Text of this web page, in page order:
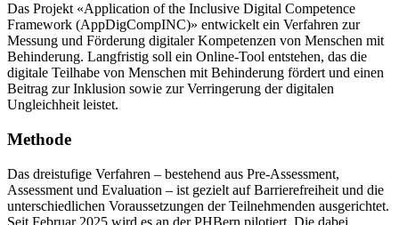
Das Projekt «Application of the Inclusive Digital Competence
Framework (AppDigCompINC)» entwickelt ein Verfahren zur
Messung und Förderung digitaler Kompetenzen von Menschen mit
Behinderung. Langfristig soll ein Online-Tool entstehen, das die
digitale Teilhabe von Menschen mit Behinderung fördert und einen
Beitrag zur Inklusion sowie zur Verringerung der digitalen
Ungleichheit leistet.
Methode
Das dreistufige Verfahren – bestehend aus Pre-Assessment,
Assessment und Evaluation – ist gezielt auf Barrierefreiheit und die
unterschiedlichen Voraussetzungen der Teilnehmenden ausgerichtet.
Seit Februar 2025 wird es an der PHBern pilotiert. Die dabei